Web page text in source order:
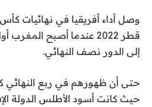
وصل أداء أفريقيا في نهائيات
قطر 2022 عندما أصبح
إلى الدور نصف النهائي.
حتى أن ظهورهم في ربع النهائي
حيث كانت أسود الأطلس الدولة